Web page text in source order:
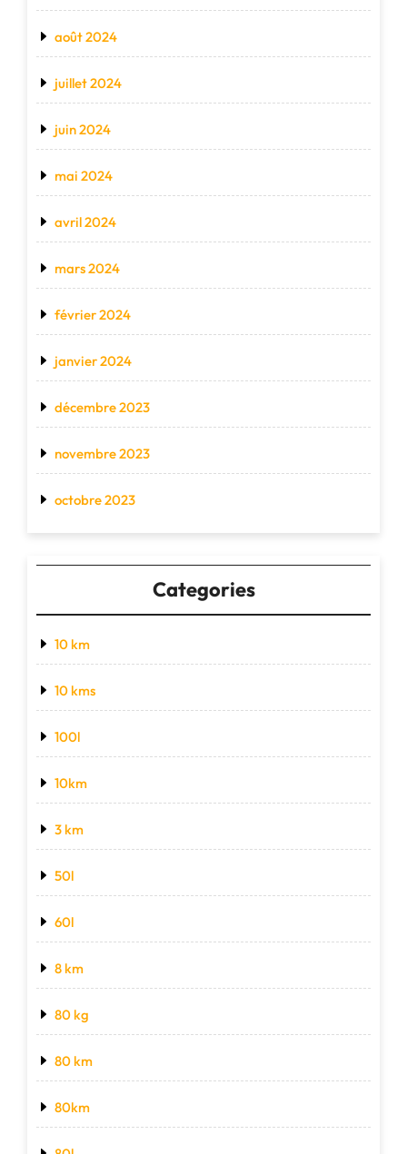
août 2024
juillet 2024
juin 2024
mai 2024
avril 2024
mars 2024
février 2024
janvier 2024
décembre 2023
novembre 2023
octobre 2023
Categories
10 km
10 kms
100l
10km
3 km
50l
60l
8 km
80 kg
80 km
80km